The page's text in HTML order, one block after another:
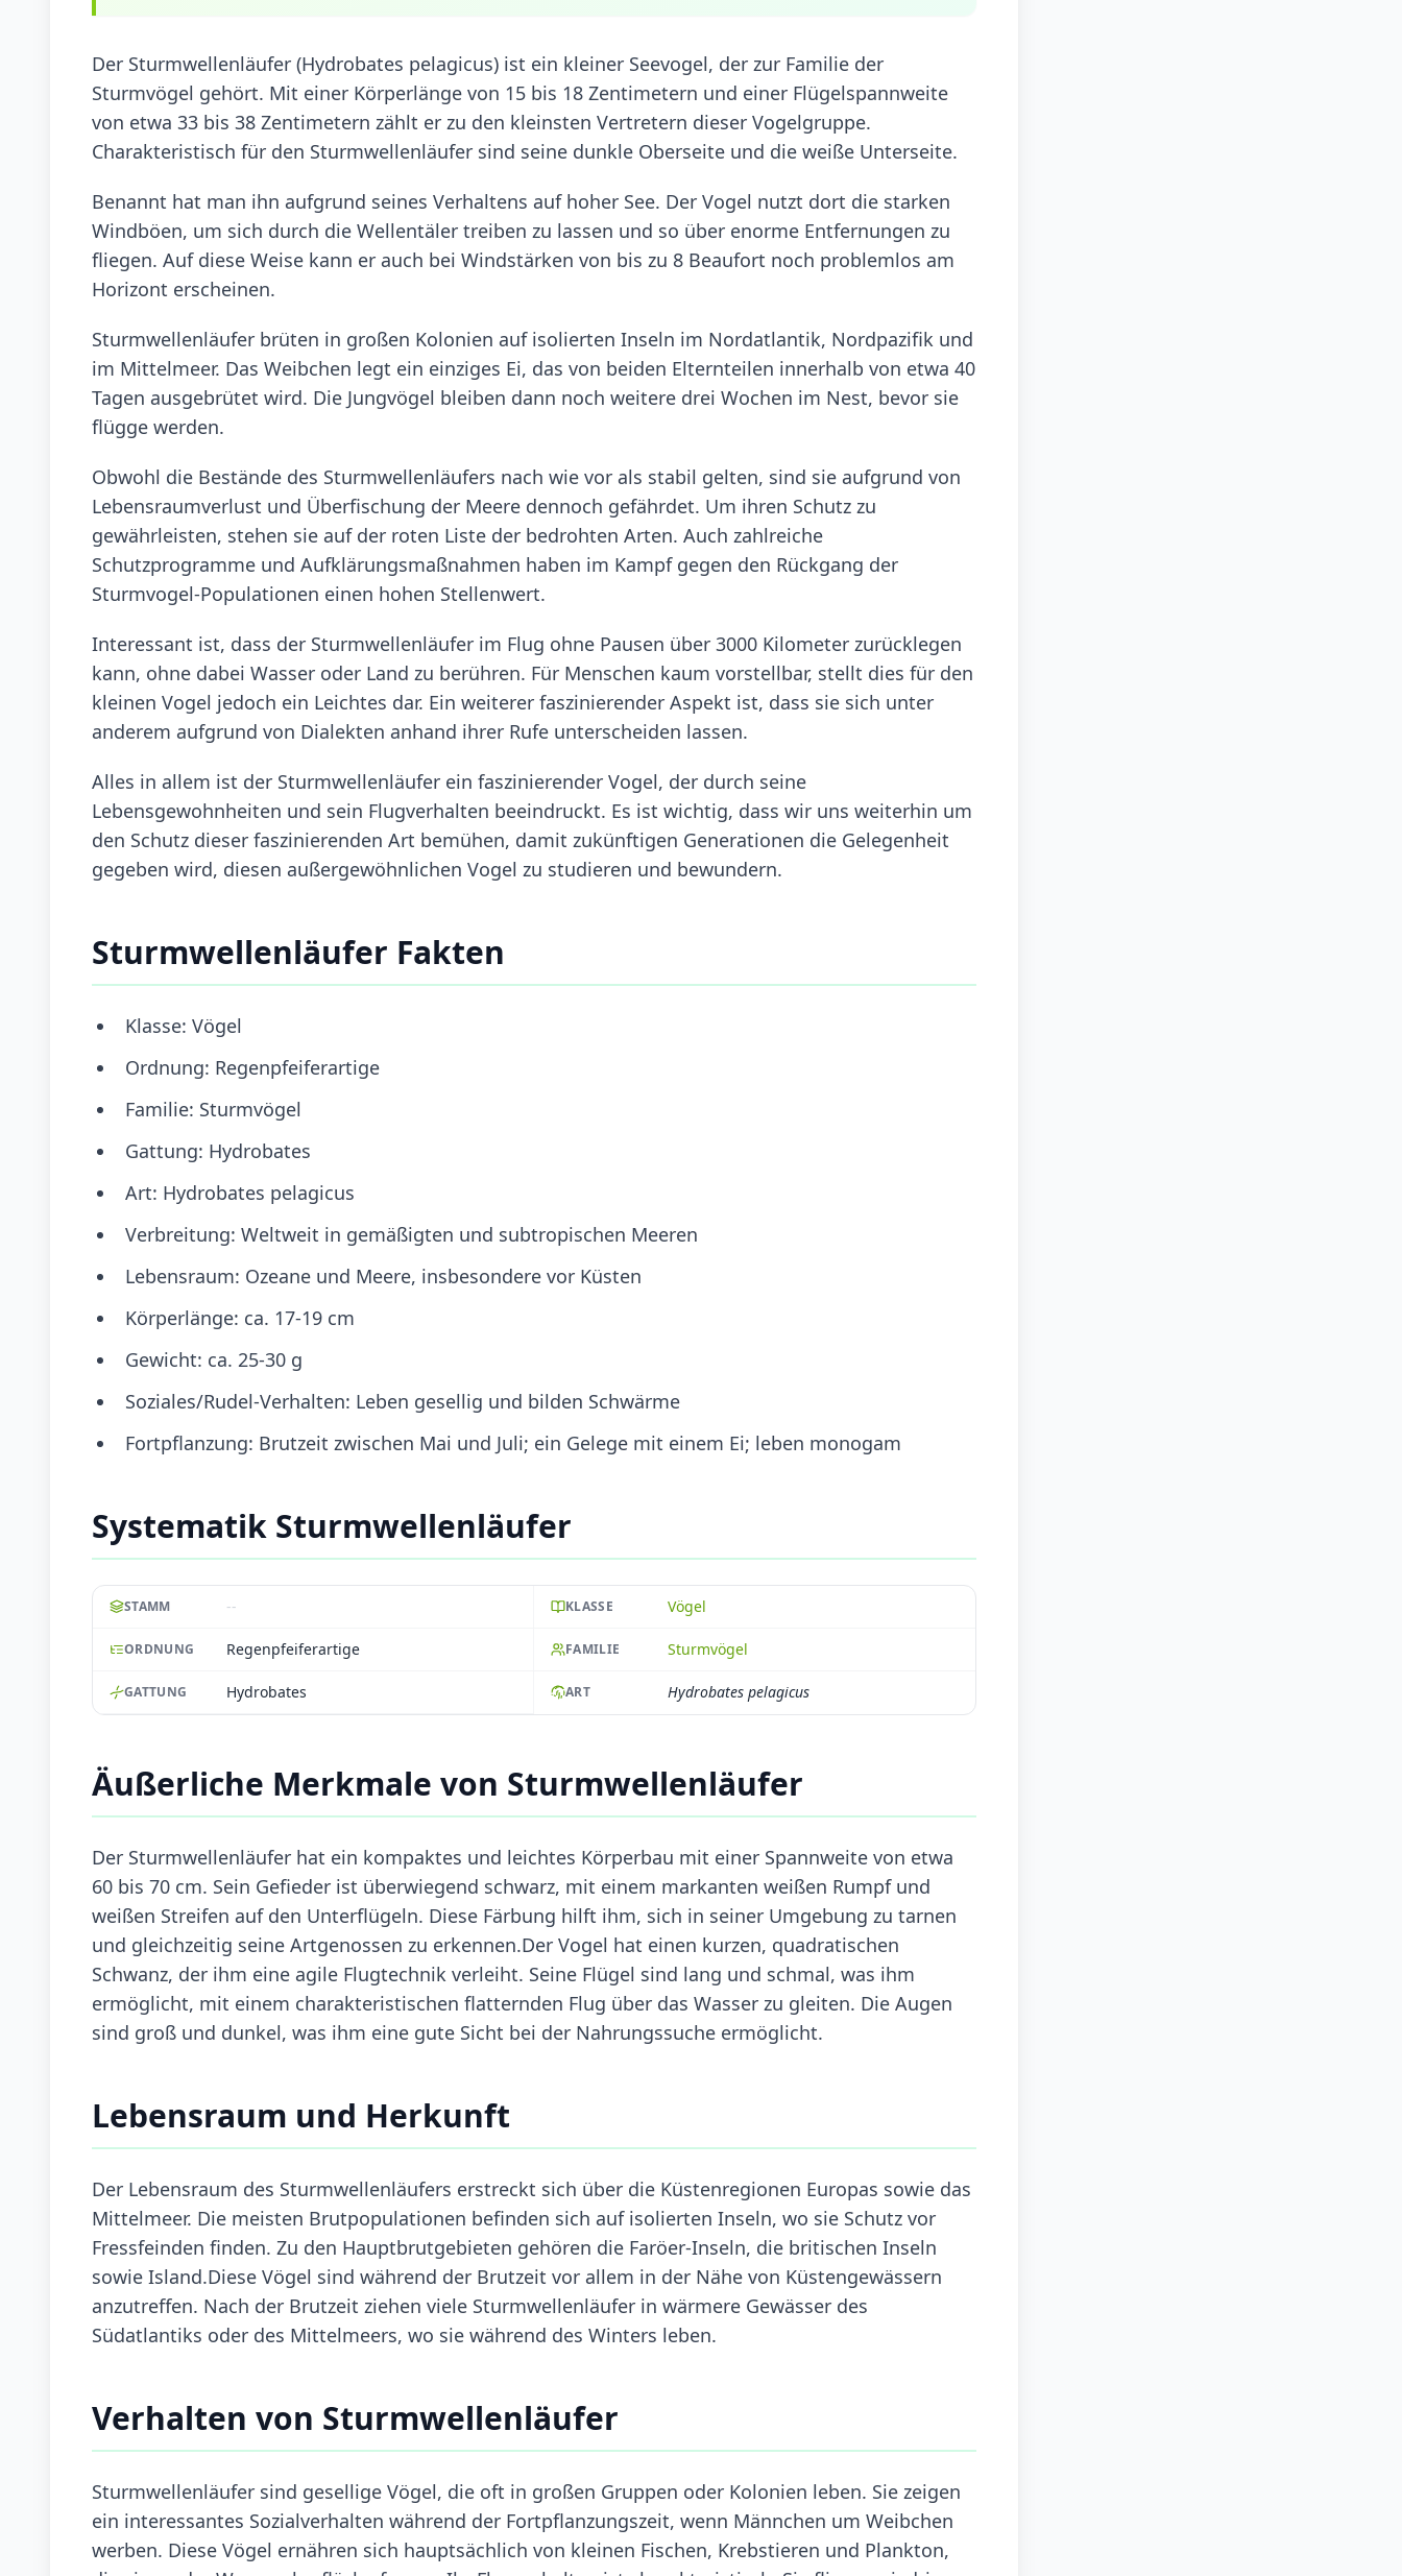
Der Sturmwellenläufer (Hydrobates pelagicus) ist ein kleiner Seevogel, der zur Familie der
Sturmvögel gehört. Mit einer Körperlänge von 15 bis 18 Zentimetern und einer Flügelspannweite
von etwa 33 bis 38 Zentimetern zählt er zu den kleinsten Vertretern dieser Vogelgruppe.
Charakteristisch für den Sturmwellenläufer sind seine dunkle Oberseite und die weiße Unterseite.
Benannt hat man ihn aufgrund seines Verhaltens auf hoher See. Der Vogel nutzt dort die starken
Windböen, um sich durch die Wellentäler treiben zu lassen und so über enorme Entfernungen zu
fliegen. Auf diese Weise kann er auch bei Windstärken von bis zu 8 Beaufort noch problemlos am
Horizont erscheinen.
Sturmwellenläufer brüten in großen Kolonien auf isolierten Inseln im Nordatlantik, Nordpazifik und
im Mittelmeer. Das Weibchen legt ein einziges Ei, das von beiden Elternteilen innerhalb von etwa 40
Tagen ausgebrütet wird. Die Jungvögel bleiben dann noch weitere drei Wochen im Nest, bevor sie
flügge werden.
Obwohl die Bestände des Sturmwellenläufers nach wie vor als stabil gelten, sind sie aufgrund von
Lebensraumverlust und Überfischung der Meere dennoch gefährdet. Um ihren Schutz zu
gewährleisten, stehen sie auf der roten Liste der bedrohten Arten. Auch zahlreiche
Schutzprogramme und Aufklärungsmaßnahmen haben im Kampf gegen den Rückgang der
Sturmvogel-Populationen einen hohen Stellenwert.
Interessant ist, dass der Sturmwellenläufer im Flug ohne Pausen über 3000 Kilometer zurücklegen
kann, ohne dabei Wasser oder Land zu berühren. Für Menschen kaum vorstellbar, stellt dies für den
kleinen Vogel jedoch ein Leichtes dar. Ein weiterer faszinierender Aspekt ist, dass sie sich unter
anderem aufgrund von Dialekten anhand ihrer Rufe unterscheiden lassen.
Alles in allem ist der Sturmwellenläufer ein faszinierender Vogel, der durch seine
Lebensgewohnheiten und sein Flugverhalten beeindruckt. Es ist wichtig, dass wir uns weiterhin um
den Schutz dieser faszinierenden Art bemühen, damit zukünftigen Generationen die Gelegenheit
gegeben wird, diesen außergewöhnlichen Vogel zu studieren und bewundern.
Sturmwellenläufer Fakten
Klasse: Vögel
Ordnung: Regenpfeiferartige
Familie: Sturmvögel
Gattung: Hydrobates
Art: Hydrobates pelagicus
Verbreitung: Weltweit in gemäßigten und subtropischen Meeren
Lebensraum: Ozeane und Meere, insbesondere vor Küsten
Körperlänge: ca. 17-19 cm
Gewicht: ca. 25-30 g
Soziales/Rudel-Verhalten: Leben gesellig und bilden Schwärme
Fortpflanzung: Brutzeit zwischen Mai und Juli; ein Gelege mit einem Ei; leben monogam
Systematik Sturmwellenläufer
STAMM -- KLASSE Vögel
ORDNUNG Regenpfeiferartige FAMILIE Sturmvögel
GATTUNG Hydrobates ART Hydrobates pelagicus
Äußerliche Merkmale von Sturmwellenläufer
Der Sturmwellenläufer hat ein kompaktes und leichtes Körperbau mit einer Spannweite von etwa
60 bis 70 cm. Sein Gefieder ist überwiegend schwarz, mit einem markanten weißen Rumpf und
weißen Streifen auf den Unterflügeln. Diese Färbung hilft ihm, sich in seiner Umgebung zu tarnen
und gleichzeitig seine Artgenossen zu erkennen.Der Vogel hat einen kurzen, quadratischen
Schwanz, der ihm eine agile Flugtechnik verleiht. Seine Flügel sind lang und schmal, was ihm
ermöglicht, mit einem charakteristischen flatternden Flug über das Wasser zu gleiten. Die Augen
sind groß und dunkel, was ihm eine gute Sicht bei der Nahrungssuche ermöglicht.
Lebensraum und Herkunft
Der Lebensraum des Sturmwellenläufers erstreckt sich über die Küstenregionen Europas sowie das
Mittelmeer. Die meisten Brutpopulationen befinden sich auf isolierten Inseln, wo sie Schutz vor
Fressfeinden finden. Zu den Hauptbrutgebieten gehören die Faröer-Inseln, die britischen Inseln
sowie Island.Diese Vögel sind während der Brutzeit vor allem in der Nähe von Küstengewässern
anzutreffen. Nach der Brutzeit ziehen viele Sturmwellenläufer in wärmere Gewässer des
Südatlantiks oder des Mittelmeers, wo sie während des Winters leben.
Verhalten von Sturmwellenläufer
Sturmwellenläufer sind gesellige Vögel, die oft in großen Gruppen oder Kolonien leben. Sie zeigen
ein interessantes Sozialverhalten während der Fortpflanzungszeit, wenn Männchen um Weibchen
werben. Diese Vögel ernähren sich hauptsächlich von kleinen Fischen, Krebstieren und Plankton,